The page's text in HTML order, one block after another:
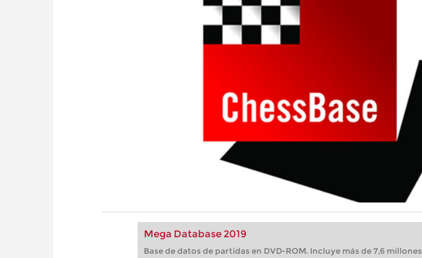
Mega Database 2019
Base de datos de partidas en DVD-ROM. Incluye más de 7,6 millones